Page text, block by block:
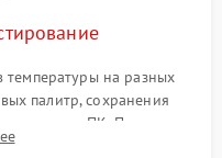
температуры на разных
палитр, сохранения
данных на ПК. Проверка
контроль качества.